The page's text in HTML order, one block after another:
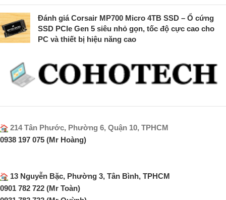
Đánh giá Corsair MP700 Micro 4TB SSD – Ổ cứng
SSD PCIe Gen 5 siêu nhỏ gọn, tốc độ cực cao cho
PC và thiết bị hiệu năng cao
214 Tân Phước, Phường 6, Quận 10, TPHCM
0938 197 075 (Mr Hoàng)
13 Nguyễn Bặc, Phường 3, Tân Bình, TPHCM
0901 782 722 (Mr Toàn)